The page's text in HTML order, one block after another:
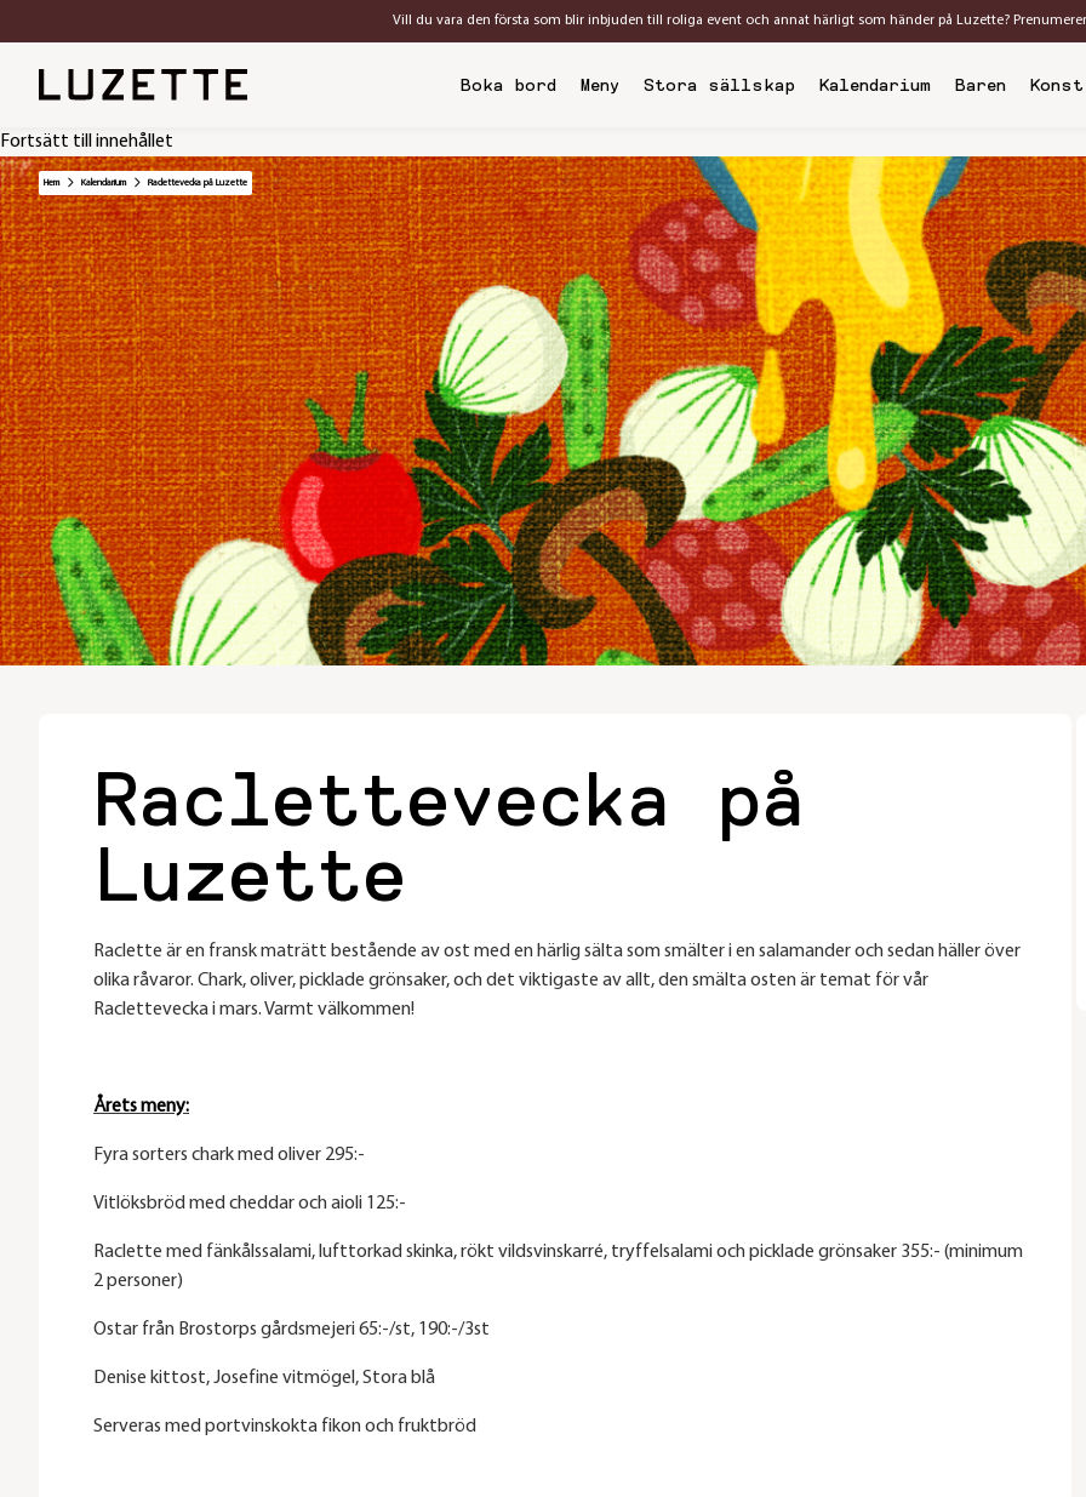
Fortsätt till innehållet
Vill du vara den första som blir inbjuden till roliga event och annat härligt som händer på Luzette?
Boka bord Meny Stora sällskap Kalendarium Baren Konst
Hem Kalendarium Raclettevecka på Luzette
Raclettevecka på
Luzette
Raclette är en fransk maträtt bestående av ost med en härlig sälta som smälter i en salamander och sedan häller över
olika råvaror. Chark, oliver, picklade grönsaker, och det viktigaste av allt, den smälta osten är temat för vår
Raclettevecka i mars. Varmt välkommen!
Årets meny:
Fyra sorters chark med oliver 295:-
Vitlöksbröd med cheddar och aioli 125:-
Raclette med fänkålssalami, lufttorkad skinka, rökt vildsvinskarré, tryffelsalami och picklade grönsaker 355:- (minimum
2 personer)
Ostar från Brostorps gårdsmejeri 65:-/st, 190:-/3st
Denise kittost, Josefine vitmögel, Stora blå
Serveras med portvinskokta fikon och fruktbröd